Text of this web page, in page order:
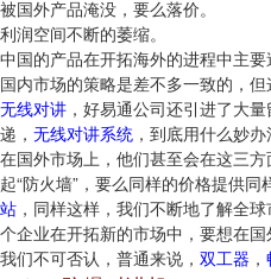
被国外产品淹没，要么落价。
利润空间不断的萎缩。
中国的产品在开拓海外的进程中主
国内市场的策略是差不多一致的，
无线对讲 ，好易通公司还引进了大
递， 无线对讲系统 ，到底用什么妙办
在国外市场上，他们甚至会在这三
起“防火墙”，要么同样的价格提供同
站 ，同样这样，我们不断地了解全
个企业在开拓新的市场中，要想在国
我们不可否认，普通来说， 双工器 ，